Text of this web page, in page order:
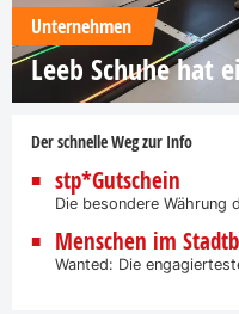
Unternehmen
Leeb Schuhe hat
Der schnelle Weg zur Info
stp*Gutschein
Die besondere Währung
Menschen im
Wanted: Die